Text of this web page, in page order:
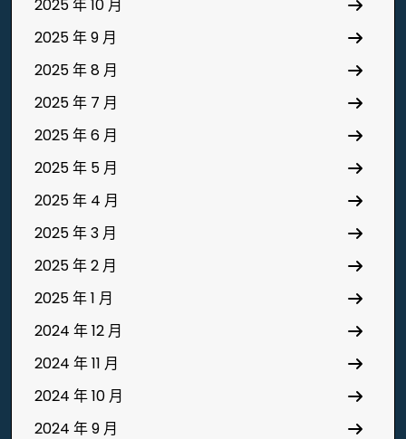
2025 年 10 月
2025 年 9 月
2025 年 8 月
2025 年 7 月
2025 年 6 月
2025 年 5 月
2025 年 4 月
2025 年 3 月
2025 年 2 月
2025 年 1 月
2024 年 12 月
2024 年 11 月
2024 年 10 月
2024 年 9 月